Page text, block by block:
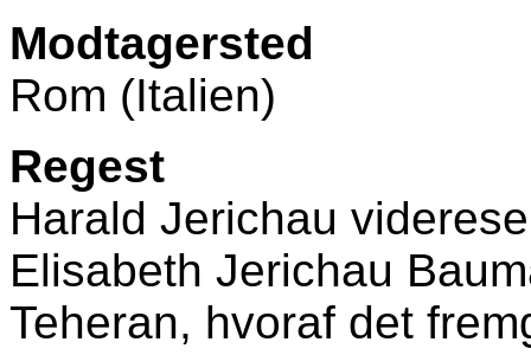
Modtagersted
Rom (Italien)
Regest
Harald Jerichau
Elisabeth Jerichau
Teheran, hvoraf det